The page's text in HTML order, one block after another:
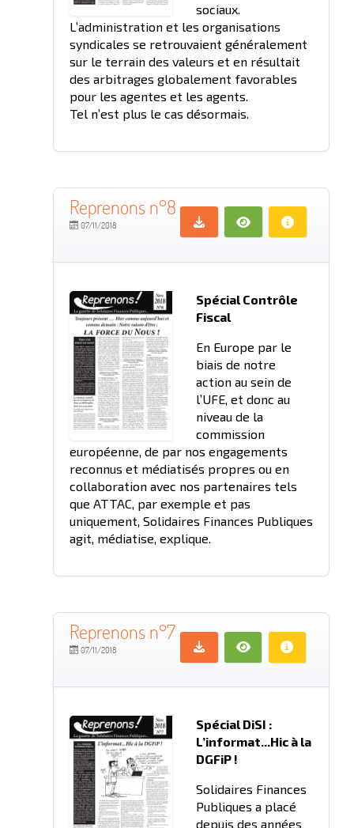
sociaux.
L’administration et les organisations
syndicales se retrouvaient généralement
sur le terrain des valeurs et en résultait
des arbitrages globalement favorables
pour les agentes et les agents.
Tel n’est plus le cas désormais.
Reprenons n°8
07/11/2018
Spécial Contrôle
Fiscal
En Europe par le
biais de notre
action au sein de
l’UFE, et donc au
niveau de la
commission
européenne, de par nos engagements
reconnus et médiatisés propres ou en
collaboration avec nos partenaires tels
que ATTAC, par exemple et pas
uniquement, Solidaires Finances Publiques
agit, médiatise, explique.
Reprenons n°7
07/11/2018
Spécial DiSI :
L’informat...Hic à la
DGFiP !
Solidaires Finances
Publiques a placé
depuis des années